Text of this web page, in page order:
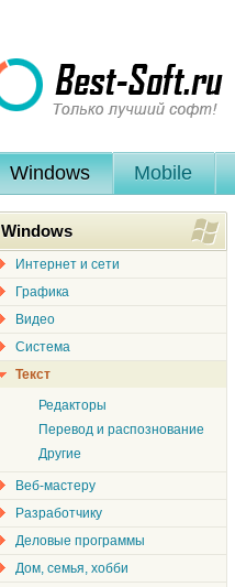
Windows Mobile
Windows
Интернет и сети
Графика
Видео
Система
Текст
Редакторы
Перевод и распознование
Другие
Веб-мастеру
Разработчику
Деловые программы
Дом, семья, хобби